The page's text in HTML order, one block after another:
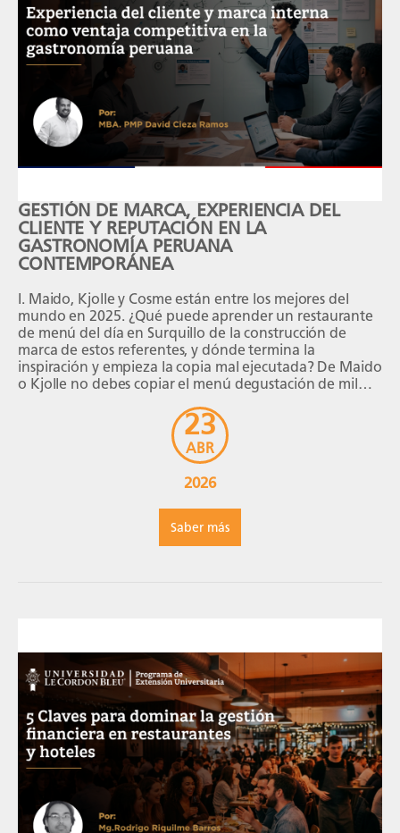
23
ABR
2026
Saber más
GESTIÓN DE MARCA, EXPERIENCIA DEL
CLIENTE Y REPUTACIÓN EN LA
GASTRONOMÍA PERUANA
CONTEMPORÁNEA
I. Maido, Kjolle y Cosme están entre los mejores del
mundo en 2025. ¿Qué puede aprender un restaurante
de menú del día en Surquillo de la construcción de
marca de estos referentes, y dónde termina la
inspiración y empieza la copia mal ejecutada? De Maido
o Kjolle no debes copiar el menú degustación de mil